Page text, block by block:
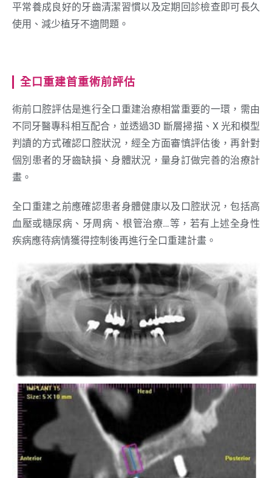
平常養成良好的牙齒清潔習慣以及定期回診檢查即可長久
使用、減少植牙不適問題。
全口重建首重術前評估
術前口腔評估是進行全口重建治療相當重要的一環，需由
不同牙醫專科相互配合，並透過3D 斷層掃描、X 光和模型
判讀的方式確認口腔狀況，經全方面審慎評估後，再針對
個別患者的牙齒缺損、身體狀況，量身訂做完善的治療計
畫。
全口重建之前應確認患者身體健康以及口腔狀況，包括高
血壓或糖尿病、牙周病、根管治療…等，若有上述全身性
疾病應待病情獲得控制後再進行全口重建計畫。